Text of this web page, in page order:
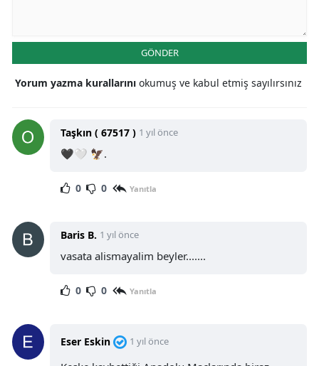
GÖNDER
Yorum yazma kurallarını okumuş ve kabul etmiş sayılırsınız
Taşkın ( 67517 ) 1 yıl önce
🖤🤍 🦅.
0 0 Yanıtla
Baris B. 1 yıl önce
vasata alismayalim beyler.......
0 0 Yanıtla
Eser Eskin 1 yıl önce